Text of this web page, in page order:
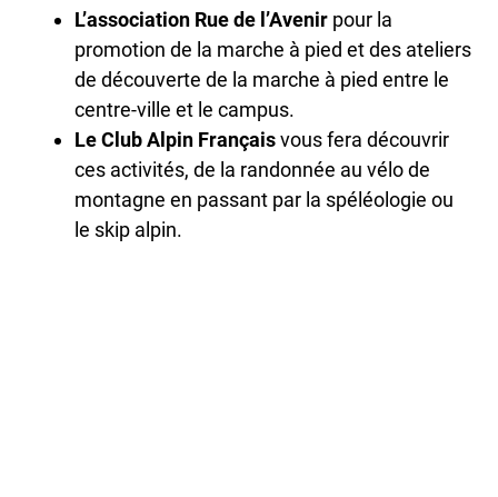
L’association Rue de l’Avenir pour la
promotion de la marche à pied et des ateliers
de découverte de la marche à pied entre le
centre-ville et le campus.
Le Club Alpin Françaisvous fera découvrir
ces activités, de la randonnée au vélo de
montagne en passant par la spéléologie ou
le skip alpin.